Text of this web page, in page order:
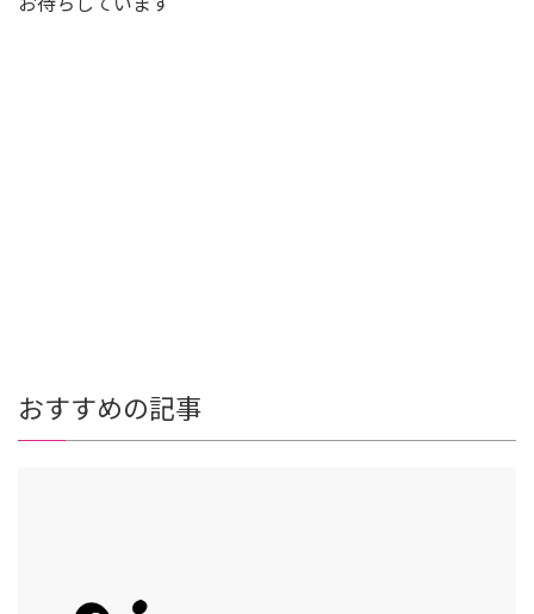
おすすめの記事